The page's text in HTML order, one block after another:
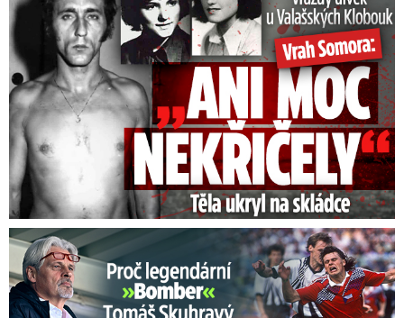
40,4 stupně Celsia a více vypsala Chance kurz
3,90:1, na nižší teplotu kurz 1,20:1.
Video se připravuje ...
Mark Rieder o jevu El NinoZdroj: Kateřina Vavřínová
Proč Skuhravý zbankrotoval? Prasklo, kde dluží miliony!